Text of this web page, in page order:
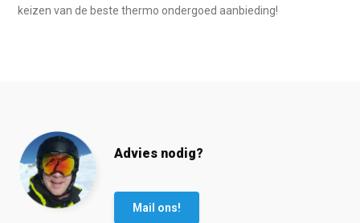
keizen van de beste thermo ondergoed aanbieding!
Advies nodig?
Mail ons!